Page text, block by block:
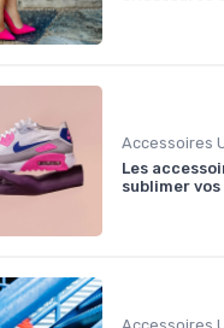
Accessoires
Les
sublimer